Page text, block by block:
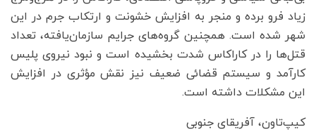
زیاد فرو برده و منجر به افزایش خشونت و ارتکاب جرم در این
شهر شده است. همچنین گروه‌های جرایم سازمان‌یافته، تعداد
قتل‌ها را در کاراکاس شدت بخشیده است و نبود نیروی پلیس
کارآمد و سیستم قضائی ضعیف نیز نقش مؤثری در افزایش
این مشکلات داشته است.
کیپ‌تاون، آفریقای جنوبی